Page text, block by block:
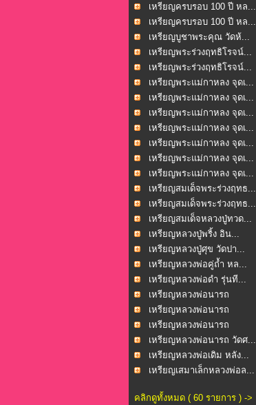
เหรียญครบรอบ 100 ปี หล...
เหรียญครบรอบ 100 ปี หล...
เหรียญบูชาพระคุณ วัดห้...
เหรียญพระร่วงฤทธิโรจน์...
เหรียญพระร่วงฤทธิโรจน์...
เหรียญพระแม่กาหลง จุดเ...
เหรียญพระแม่กาหลง จุดเ...
เหรียญพระแม่กาหลง จุดเ...
เหรียญพระแม่กาหลง จุดเ...
เหรียญพระแม่กาหลง จุดเ...
เหรียญพระแม่กาหลง จุดเ...
เหรียญพระแม่กาหลง จุดเ...
เหรียญสมเด็จพระร่วงฤทธ...
เหรียญสมเด็จพระร่วงฤทธ...
เหรียญสมเด็จหลวงปู่ทวด...
เหรียญหลวงปู่พริ้ง อิน...
เหรียญหลวงปู่ศุข วัดปา...
เหรียญหลวงพ่อคู่ถ้ำ หล...
เหรียญหลวงพ่อดำ รุ่นที...
เหรียญหลวงพ่อนารถ
นาคเ...เหรียญหลวงพ่อนารถ
นาคเ...เหรียญหลวงพ่อนารถ
นาคเ...เหรียญหลวงพ่อนารถ วัดศ...
เหรียญหลวงพ่อเดิม หลัง...
เหรียญเสมาเล็กหลวงพ่อล...
คลิกดูทั้งหมด ( 60 รายการ ) ->